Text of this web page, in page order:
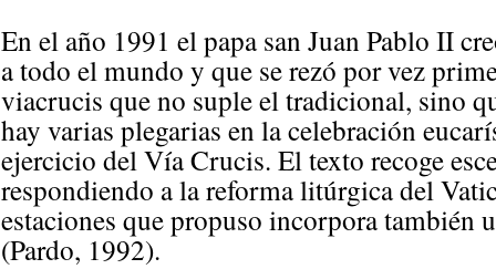
En el año 1991 el papa san Juan Pablo II
a todo el mundo y que se rezó por vez
viacrucis que no suple el tradicional, sino
hay varias plegarias en la celebración
ejercicio del Vía Crucis. El texto recoge
respondiendo a la reforma litúrgica del
estaciones que propuso incorpora también
(Pardo, 1992).